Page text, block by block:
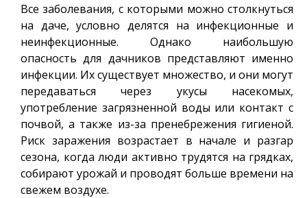
Все заболевания, с которыми можно столкнуться
на даче, условно делятся на инфекционные и
неинфекционные. Однако наибольшую
опасность для дачников представляют именно
инфекции. Их существует множество, и они могут
передаваться через укусы насекомых,
употребление загрязненной воды или контакт с
почвой, а также из-за пренебрежения гигиеной.
Риск заражения возрастает в начале и разгар
сезона, когда люди активно трудятся на грядках,
собирают урожай и проводят больше времени на
свежем воздухе.